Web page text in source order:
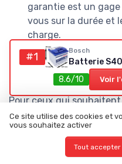
garantie est un
vous sur la durée et
charge.
Budget: le prix varie
capacité et la
le bon équilibre
Pour ceux qui
leur habitacle et
aussi être pertinent de
de sol pour votre Toyota
entretenu contribue à la
#1 Bosch
8.6/10
Voir
Ce site utilise des cookies et
vous souhaitez activer
Tout accepter